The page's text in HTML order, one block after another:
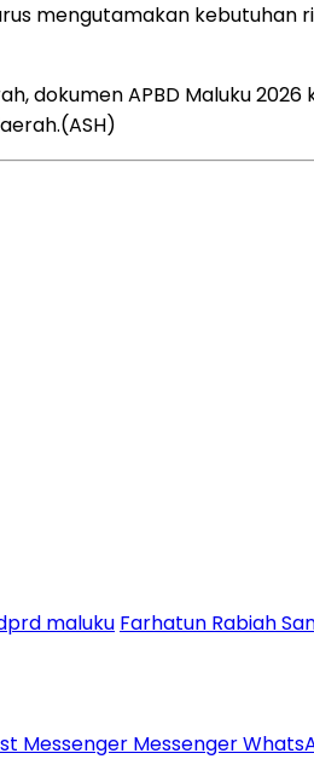
mengutamakan kebutuhan
dokumen APBD Maluku
maluku Farhatun Rabiah
Messenger Messenger